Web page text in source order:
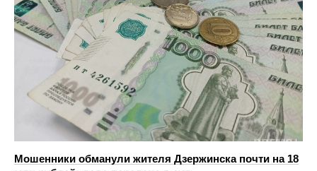
Мошенники обманули жителя Дзержинска почти на 18